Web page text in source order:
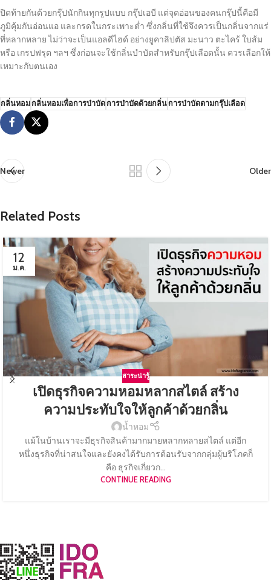
ปิดท้ายกันด้วยกรุ๊ปนักกินทุกรูปแบบ กรุ๊ปเอบี แต่จุดอ่อนของคนกรุ๊ปนี้คือมี
ภูมิคุ้มกันอ่อนแอ และกรดในกระเพาะต่ำ ซึ่งกลิ่นที่ใช้จึงควรเป็นกลิ่นจากแร่
ที่หลากหลาย ไม่ว่าจะเป็นแอลดีไฮด์ อย่างยูคาลิปตัส มะนาว ตะไคร้ ใบส้ม
หรือ เกรปฟรุต ฯลฯ ซึ่งก่อนจะใช้กลิ่นบำบัดสำหรับกรุ๊ปเลือดนั้น ควรเลือกให้
เหมาะกับตนเอง
กลิ่นหอมกลิ่นหอมเพื่อการบำบัดการบำบัดด้วยกลิ่นการบำบัดตามกรุ๊ปเลือด
Newer Older
Related Posts
12
ม.ค.
สาระน่ารู้
เปิดธุรกิจความหอมหลากสไตล์ สร้าง
ความประทับใจให้ลูกค้าด้วยกลิ่น
น้ำหอม
แม้ในบ้านเราจะมีธุรกิจสินค้ามากมายหลากหลายสไตล์ แต่อีก
หนึ่งธุรกิจที่น่าสนใจและยังคงได้รับการต้อนรับจากกลุ่มผู้บริโภคก็
คือ ธุรกิจเกี่ยวก...
CONTINUE READING